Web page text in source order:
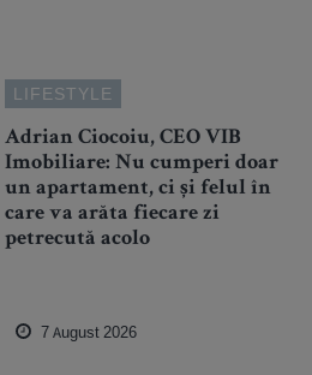
LIFESTYLE
Adrian Ciocoiu, CEO VIB
Imobiliare: Nu cumperi doar
un apartament, ci și felul în
care va arăta fiecare zi
petrecută acolo
7 August 2026